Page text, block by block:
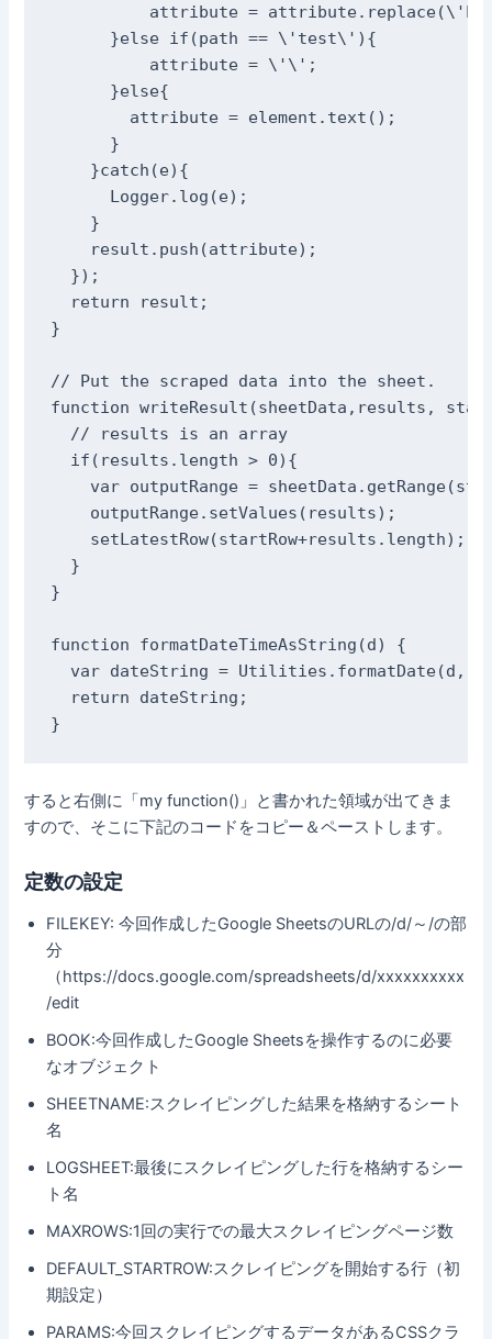
attribute =
      }else if(path == \'test\'){
      }else{
        attribute = element.text();
      }
    }catch(e){
      Logger.log(e);
    }
    result.push(attribute);
  });
  return result;
}
// Put the scraped data into the sheet.
function writeResult(sheetData,results,
  // results is an array
  if(results.length > 0){
var outputRange =
    outputRange.setValues(results);
    setLatestRow(startRow+results.length);
  }
}
function formatDateTimeAsString(d) {
var dateString = Utilities.formatDate(d,
  return dateString;
}
すると右側に「my function()」と書かれた領域が出てきま
すので、そこに下記のコードをコピー＆ペーストします。
定数の設定
FILEKEY: 今回作成したGoogle SheetsのURLの/d/～/の部
分
（https://docs.google.com/spreadsheets/d/xxxxxxxxxx
/edit
BOOK:今回作成したGoogle Sheetsを操作するのに必要
なオブジェクト
SHEETNAME:スクレイピングした結果を格納するシート
名
LOGSHEET:最後にスクレイピングした行を格納するシー
ト名
MAXROWS:1回の実行での最大スクレイピングページ数
DEFAULT_STARTROW:スクレイピングを開始する行（初
期設定）
PARAMS:今回スクレイピングするデータがあるCSSクラ